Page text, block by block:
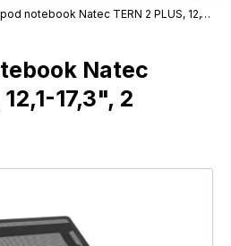
Stojan pod notebook Natec TERN 2 PLUS, 12,1-17,3", 2 ventilátory
Natec
17,3", 2